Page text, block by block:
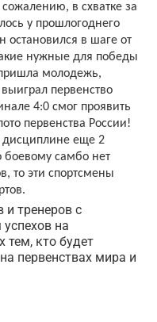
в схватке за
у прошлогоднего
остановился в шаге от
нужные для победы
молодежь,
первенство
4:0 смог проявить
первенства России!
дисциплине еще 2
боевому самбо нет
то эти спортсмены
и тренеров с
на
тем, кто будет
первенствах мира и